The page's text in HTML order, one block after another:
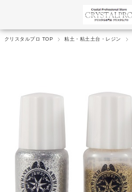
クリスタルプロ TOP 粘土・粘土土台・レジン